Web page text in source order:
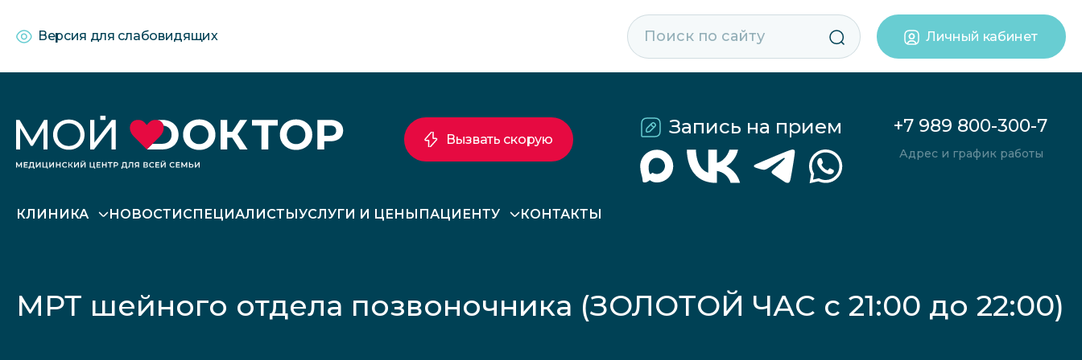
Версия для слабовидящих Личный кабинет
Запись на прием +7 989 800-300-7
Адрес и график работы
КЛИНИКА НОВОСТИСПЕЦИАЛИСТЫУСЛУГИ И ЦЕНЫ ПАЦИЕНТУ КОНТАКТЫ
Вызвать скорую
МРТ шейного отдела позвоночника (ЗОЛОТОЙ ЧАС с 21:00 до 22:00)